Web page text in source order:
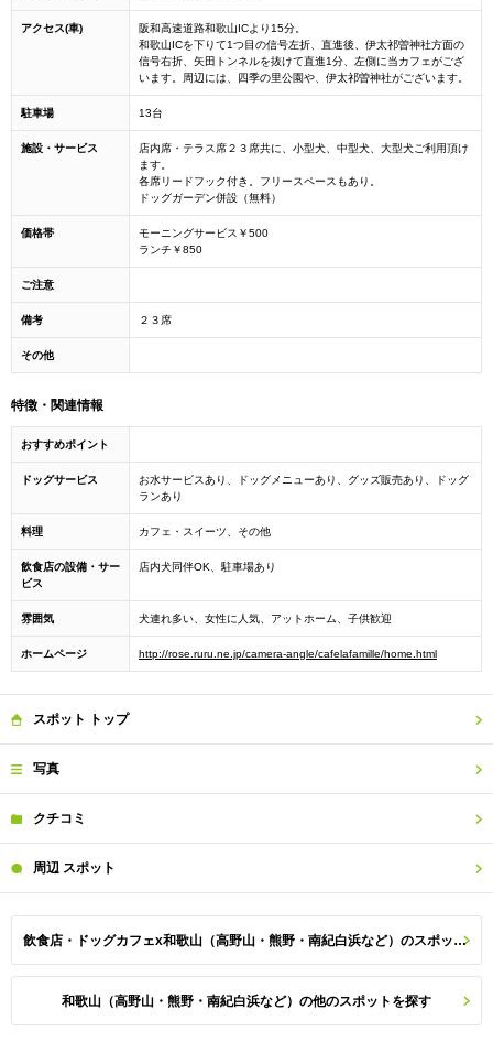
アクセス(車)
阪和高速道路和歌山ICより15分。
和歌山ICを下りて1つ目の信号左折、直進後、伊太祁曽神社方面の
信号右折、矢田トンネルを抜けて直進1分、左側に当カフェがござ
います。周辺には、四季の里公園や、伊太祁曽神社がございます。
駐車場 13台
施設・サービス
店内席・テラス席２３席共に、小型犬、中型犬、大型犬ご利用頂け
ます。
各席リードフック付き。フリースペースもあり。
ドッグガーデン併設（無料）
価格帯
モーニングサービス￥500
ランチ￥850
ご注意
備考 ２３席
その他
特徴・関連情報
おすすめポイント
ドッグサービス
お水サービスあり、ドッグメニューあり、グッズ販売あり、ドッグ
ランあり
料理 カフェ・スイーツ、その他
飲食店の設備・サー
ビス
店内犬同伴OK、駐車場あり
雰囲気 犬連れ多い、女性に人気、アットホーム、子供歓迎
ホームページ http://rose.ruru.ne.jp/camera-angle/cafelafamille/home.html
スポット トップ
写真
クチコミ
周辺 スポット
飲食店・ドッグカフェx和歌山（高野山・熊野・南紀白浜など）のスポット一覧
和歌山（高野山・熊野・南紀白浜など）の他のスポットを探す